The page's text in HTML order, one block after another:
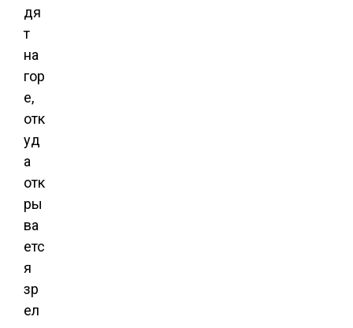
дя
т
на
гор
е,
отк
уд
а
отк
ры
ва
етс
я
зр
ел